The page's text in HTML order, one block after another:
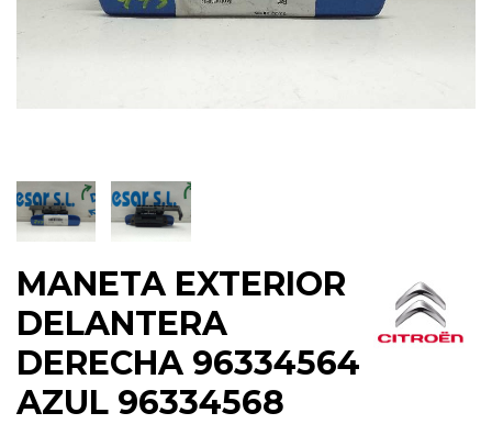
MANETA EXTERIOR
DELANTERA
DERECHA 96334564
AZUL 96334568